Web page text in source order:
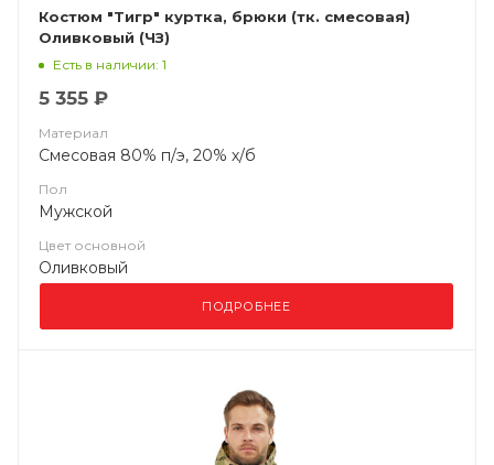
Костюм "Тигр" куртка, брюки (тк. смесовая)
Оливковый (ЧЗ)
Есть в наличии: 1
5 355 ₽
Материал
Смесовая 80% п/э, 20% х/б
Пол
Мужской
Цвет основной
Оливковый
ПОДРОБНЕЕ